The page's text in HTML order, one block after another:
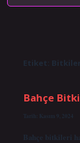
Etiket:
Bahçe
Tarih: Kasım 9, 2024
Bahçe bitkileri